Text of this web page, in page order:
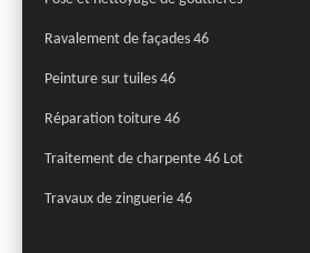
Ravalement de façades 46
Peinture sur tuiles 46
Réparation toiture 46
Traitement de charpente 46 Lot
Travaux de zinguerie 46